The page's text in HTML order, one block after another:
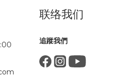
联络我们
追蹤我們